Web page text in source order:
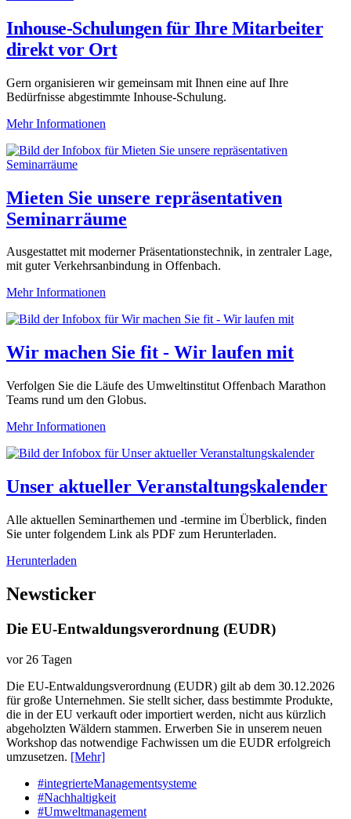
Inhouse-Schulungen für Ihre Mitarbeiter
direkt vor Ort
Gern organisieren wir gemeinsam mit Ihnen eine auf Ihre
Bedürfnisse abgestimmte Inhouse-Schulung.
Mehr Informationen
Mieten Sie unsere repräsentativen
Seminarräume
Ausgestattet mit moderner Präsentationstechnik, in zentraler Lage,
mit guter Verkehrsanbindung in Offenbach.
Mehr Informationen
Wir machen Sie fit - Wir laufen mit
Verfolgen Sie die Läufe des Umweltinstitut Offenbach Marathon
Teams rund um den Globus.
Mehr Informationen
Unser aktueller Veranstaltungskalender
Alle aktuellen Seminarthemen und -termine im Überblick, finden
Sie unter folgendem Link als PDF zum Herunterladen.
Herunterladen
Newsticker
Die EU-Entwaldungsverordnung (EUDR)
vor 26 Tagen
Die EU-Entwaldungsverordnung (EUDR) gilt ab dem 30.12.2026
für große Unternehmen. Sie stellt sicher, dass bestimmte Produkte,
die in der EU verkauft oder importiert werden, nicht aus kürzlich
abgeholzten Wäldern stammen. Erwerben Sie in unserem neuen
Workshop das notwendige Fachwissen um die EUDR erfolgreich
umzusetzen. [Mehr]
#integrierteManagementsysteme
#Nachhaltigkeit
#Umweltmanagement